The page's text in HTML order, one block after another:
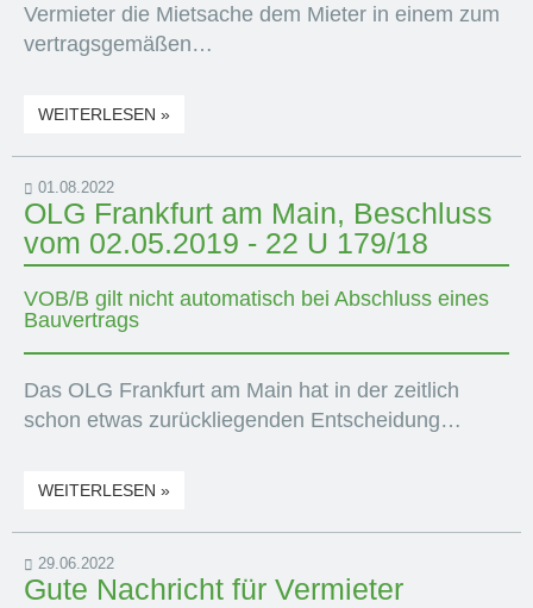
Vermieter die Mietsache dem Mieter in einem zum
vertragsgemäßen…
WEITERLESEN »
01.08.2022
OLG Frankfurt am Main, Beschluss
vom 02.05.2019 - 22 U 179/18
VOB/B gilt nicht automatisch bei Abschluss eines
Bauvertrags
Das OLG Frankfurt am Main hat in der zeitlich
schon etwas zurückliegenden Entscheidung…
WEITERLESEN »
29.06.2022
Gute Nachricht für Vermieter